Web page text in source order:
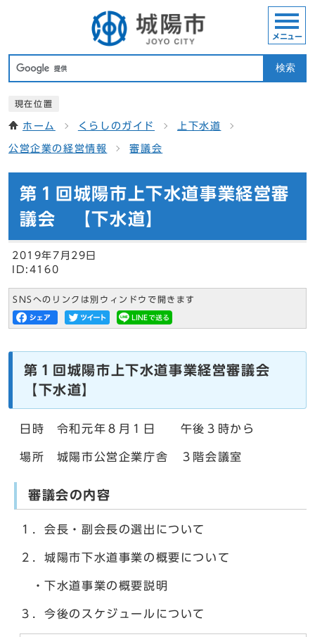
検索
メニュー
現在位置
ホーム くらしのガイド 上下水道
公営企業の経営情報 審議会
第１回城陽市上下水道事業経営審
議会 【下水道】
2019年7月29日
ID:4160
SNSへのリンクは別ウィンドウで開きます
第１回城陽市上下水道事業経営審議会
【下水道】
日時 令和元年８月１日 午後３時から
場所 城陽市公営企業庁舎 ３階会議室
審議会の内容
１．会長・副会長の選出について
２．城陽市下水道事業の概要について
・下水道事業の概要説明
３．今後のスケジュールについて